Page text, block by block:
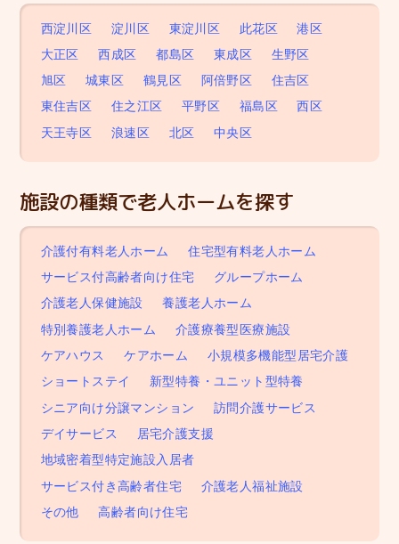
西淀川区 淀川区 東淀川区 此花区
港区
大正区
西成区 都島区 東成区
生野区
旭区
城東区 鶴見区 阿倍野区
住吉区
東住吉区
住之江区 平野区 福島区
西区
天王寺区
浪速区 北区 中央区
施設の種類で老人ホームを探す
介護付有料老人ホーム
住宅型有料老人ホーム
サービス付高齢者向け住宅
グループホーム
介護老人保健施設
養護老人ホーム
特別養護老人ホーム
介護療養型医療施設
ケアハウス
ケアホーム
小規模多機能型居宅介護
ショートステイ
新型特養・ユニット型特養
シニア向け分譲マンション
訪問介護サービス
デイサービス
居宅介護支援
地域密着型特定施設入居者
サービス付き高齢者住宅
介護老人福祉施設
その他
高齢者向け住宅